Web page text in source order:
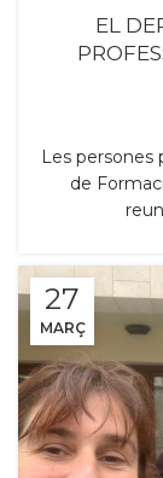
EL
Les
de
27
MARÇ